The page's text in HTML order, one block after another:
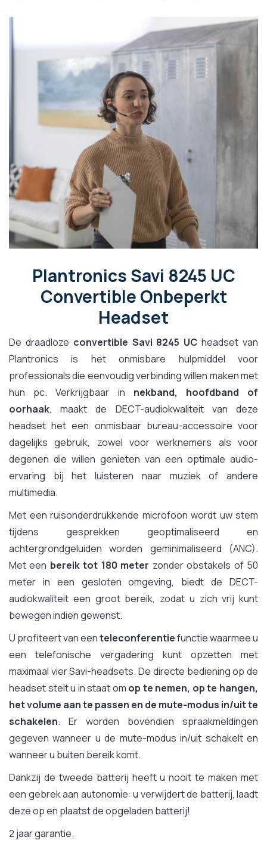
Plantronics Savi 8245 UC
Convertible Onbeperkt
Headset
De draadloze convertible Savi 8245 UC headset van
Plantronics is het onmisbare hulpmiddel voor
professionals die eenvoudig verbinding willen maken met
hun pc. Verkrijgbaar in nekband, hoofdband of
oorhaak, maakt de DECT-audiokwaliteit van deze
headset het een onmisbaar bureau-accessoire voor
dagelijks gebruik, zowel voor werknemers als voor
degenen die willen genieten van een optimale audio-
ervaring bij het luisteren naar muziek of andere
multimedia.
Met een ruisonderdrukkende microfoon wordt uw stem
tijdens gesprekken geoptimaliseerd en
achtergrondgeluiden worden geminimaliseerd (ANC).
Met een bereik tot 180 meter zonder obstakels of 50
meter in een gesloten omgeving, biedt de DECT-
audiokwaliteit een groot bereik, zodat u zich vrij kunt
bewegen indien gewenst.
U profiteert van eenteleconferentiefunctie waarmee u
een telefonische vergadering kunt opzetten met
maximaal vier Savi-headsets. De directe bediening op de
headset stelt u in staat om op te nemen, op te hangen,
het volume aan te passen en de mute-modus in/uit te
schakelen. Er worden bovendien spraakmeldingen
gegeven wanneer u de mute-modus in/uit schakelt en
wanneer u buiten bereik komt.
Dankzij de tweede batterij heeft u nooit te maken met
een gebrek aan autonomie: u verwijdert de batterij, laadt
deze op en plaatst de opgeladen batterij!
2 jaar garantie.